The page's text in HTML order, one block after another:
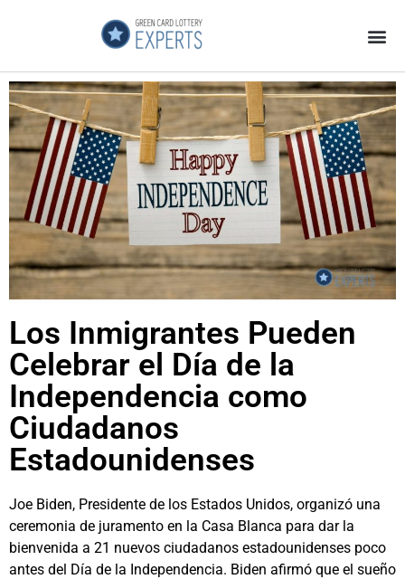
Los Inmigrantes Pueden
Celebrar el Día de la
Independencia como
Ciudadanos
Estadounidenses
Joe Biden, Presidente de los Estados Unidos, organizó una
ceremonia de juramento en la Casa Blanca para dar la
bienvenida a 21 nuevos ciudadanos estadounidenses poco
antes del Día de la Independencia. Biden afirmó que el sueño